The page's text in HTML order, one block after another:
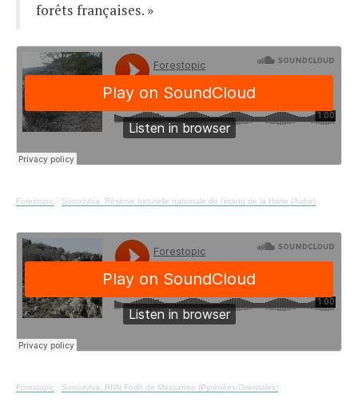
forêts françaises. »
Forestopic · Sonosylva. Réserve naturelle nationale de l’étang de la Horre (Aube)
Forestopic · Sonosylva. RNN Forêt de Massanne (Pyrénées-Orientales)